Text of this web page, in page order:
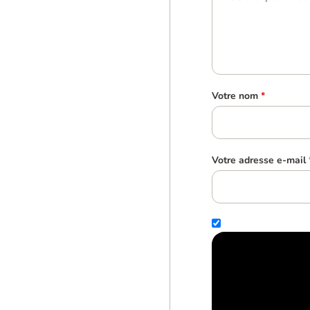
Votre nom *
Votre adresse e-mail